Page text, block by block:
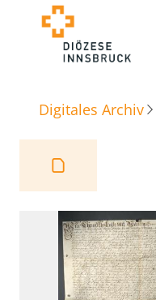
Digitales Archiv